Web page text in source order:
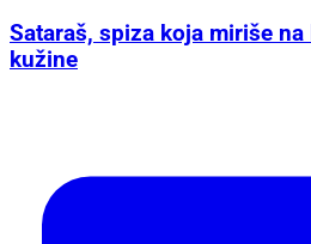
Sataraš, spiza koja miriše
kužine